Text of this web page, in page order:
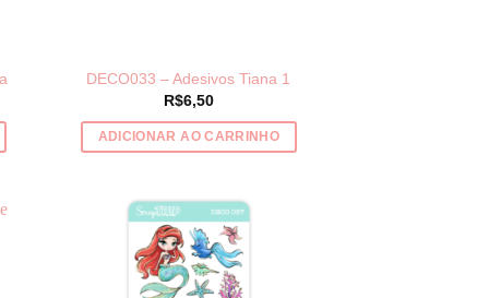
DECO033 – Adesivos Tiana 1
R$6,50
ADICIONAR AO CARRINHO